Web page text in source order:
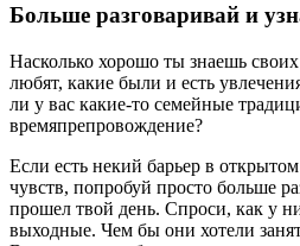
Больше разговаривай и
Насколько хорошо ты знаешь
любят, какие были и есть
ли у вас какие-то семейные
времяпрепровождение?
Если есть некий барьер в
чувств, попробуй просто больше
прошел твой день. Спроси, как у
выходные. Чем бы они хотели